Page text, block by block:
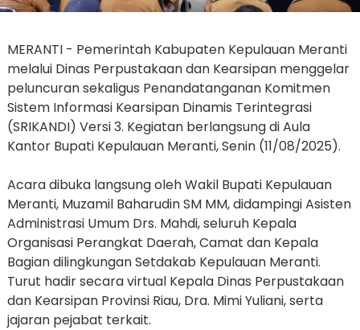
MERANTI - Pemerintah Kabupaten Kepulauan Meranti
melalui Dinas Perpustakaan dan Kearsipan menggelar
peluncuran sekaligus Penandatanganan Komitmen
Sistem Informasi Kearsipan Dinamis Terintegrasi
(SRIKANDI) Versi 3. Kegiatan berlangsung di Aula
Kantor Bupati Kepulauan Meranti, Senin (11/08/2025).
Acara dibuka langsung oleh Wakil Bupati Kepulauan
Meranti, Muzamil Baharudin SM MM, didampingi Asisten
Administrasi Umum Drs. Mahdi, seluruh Kepala
Organisasi Perangkat Daerah, Camat dan Kepala
Bagian dilingkungan Setdakab Kepulauan Meranti.
Turut hadir secara virtual Kepala Dinas Perpustakaan
dan Kearsipan Provinsi Riau, Dra. Mimi Yuliani, serta
jajaran pejabat terkait.